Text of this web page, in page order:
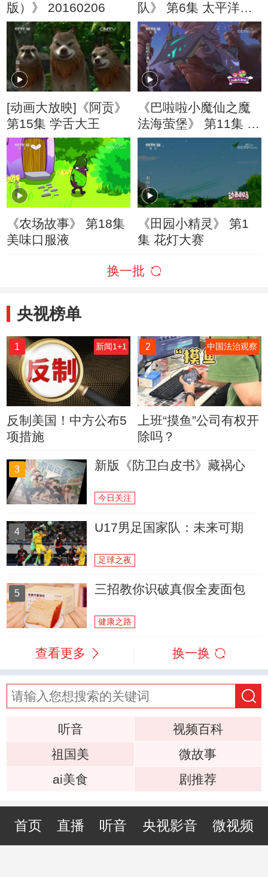
版）》 20160206
队》 第6集 太平洋火
山带（上）
[动画大放映]《阿贡》
第15集 学舌大王
《巴啦啦小魔仙之魔
法海萤堡》 第11集 魔
达身份
《农场故事》 第18集
美味口服液
《田园小精灵》 第1
集 花灯大赛
换一批
央视榜单
1 新闻1+1
反制美国！中方公布5
项措施
2 中国法治观察
上班“摸鱼”公司有权开
除吗？
3 新版《防卫白皮书》藏祸心
今日关注
4 U17男足国家队：未来可期
足球之夜
5 三招教你识破真假全麦面包
健康之路
查看更多 换一换
听音
视频百科
祖国美
微故事
ai美食
剧推荐
首页 直播 听音 央视影音 微视频